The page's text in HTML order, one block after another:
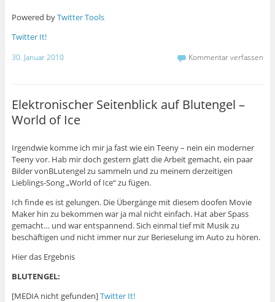
Powered byTwitter Tools
Twitter It!
30. Januar 2010 Kommentar verfassen
Elektronischer Seitenblick auf Blutengel –
World of Ice
Irgendwie komme ich mir ja fast wie ein Teeny – nein ein moderner
Teeny vor. Hab mir doch gestern glatt die Arbeit gemacht, ein paar
Bilder vonBLutengel zu sammeln und zu meinem derzeitigen
Lieblings-Song „World of Ice“ zu fügen.
Ich finde es ist gelungen. Die Übergänge mit diesem doofen Movie
Maker hin zu bekommen war ja mal nicht einfach. Hat aber Spass
gemacht… und war entspannend. Sich einmal tief mit Musik zu
beschäftigen und nicht immer nur zur Berieselung im Auto zu hören.
Hier das Ergebnis
BLUTENGEL:
[MEDIA nicht gefunden]Twitter It!